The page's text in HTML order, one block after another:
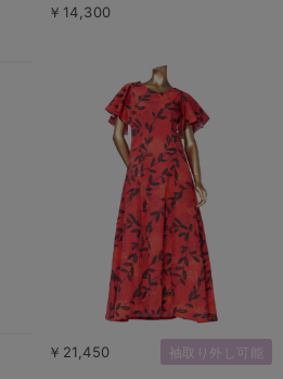
￥14,300
￥21,450 袖取り外し可能